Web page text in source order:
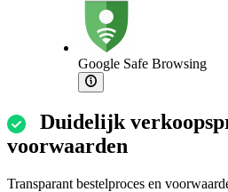
Google Safe Browsing
Duidelijk
voorwaarden
Transparant bestelproces en